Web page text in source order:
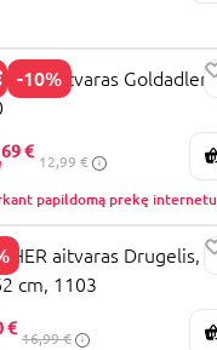
-10%aitvaras Goldadler,
69 €
12,99 €
papildomą prekę internetu
aitvaras Drugelis,
cm, 1103
€
16,99 €